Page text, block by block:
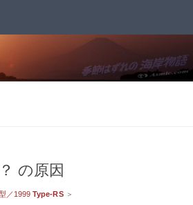
の原因
／1999Type-RS＞